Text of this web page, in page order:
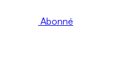
Abonné